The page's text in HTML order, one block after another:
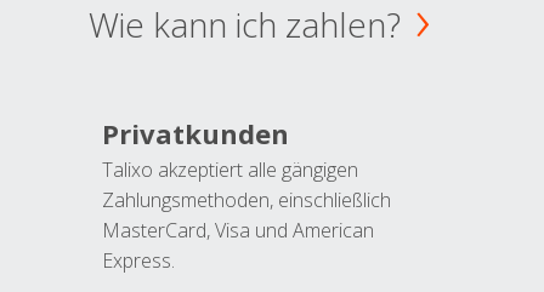
Wie kann ich zahlen?
Privatkunden
Talixo akzeptiert alle gängigen
Zahlungsmethoden, einschließlich
MasterCard, Visa und American
Express.